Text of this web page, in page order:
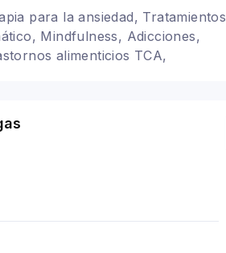
para la ansiedad, Tratamientos
Mindfulness, Adicciones,
alimenticios TCA,